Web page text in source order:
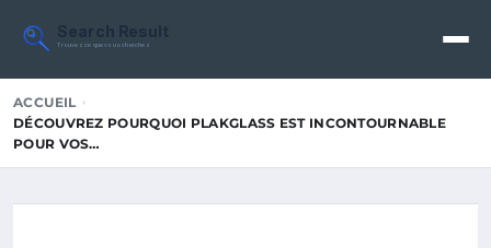
Search Result
Trouvez ce que vous cherchez
ACCUEIL
DÉCOUVREZ POURQUOI PLAKGLASS EST INCONTOURNABLE
POUR VOS…